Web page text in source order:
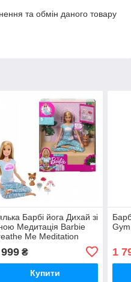
та обмін даного товару
Барбі йога Дихай зі
Медитація Barbie
Me Meditation
₴
Купити
1